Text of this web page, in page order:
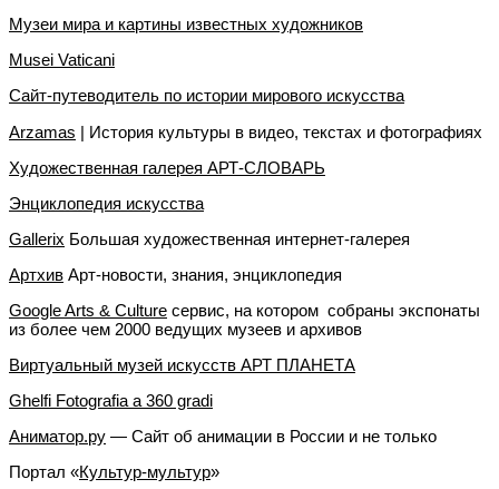
Музеи мира и картины известных художников
Musei Vaticani
Сайт-путеводитель по истории мирового искусства
Arzamas | История культуры в видео, текстах и фотографиях
Художественная галерея АРТ-СЛОВАРЬ
Энциклопедия искусства
Gallerix Большая художественная интернет-галерея
Артхив Арт-новости, знания, энциклопедия
Google Arts & Culture сервис, на котором собраны экспонаты
из более чем 2000 ведущих музеев и архивов
Виртуальный музей искусств АРТ ПЛАНЕТА
Ghelfi Fotografia a 360 gradi
Аниматор.ру — Сайт об анимации в России и не только
Портал «Культур-мультур»